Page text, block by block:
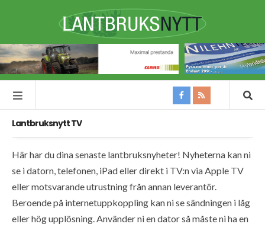
Lantbruksnytt TV
Här har du dina senaste lantbruksnyheter! Nyheterna kan ni
se i datorn, telefonen, iPad eller direkt i TV:n via Apple TV
eller motsvarande utrustning från annan leverantör.
Beroende på internetuppkoppling kan ni se sändningen i låg
eller hög upplösning. Använder ni en dator så måste ni ha en